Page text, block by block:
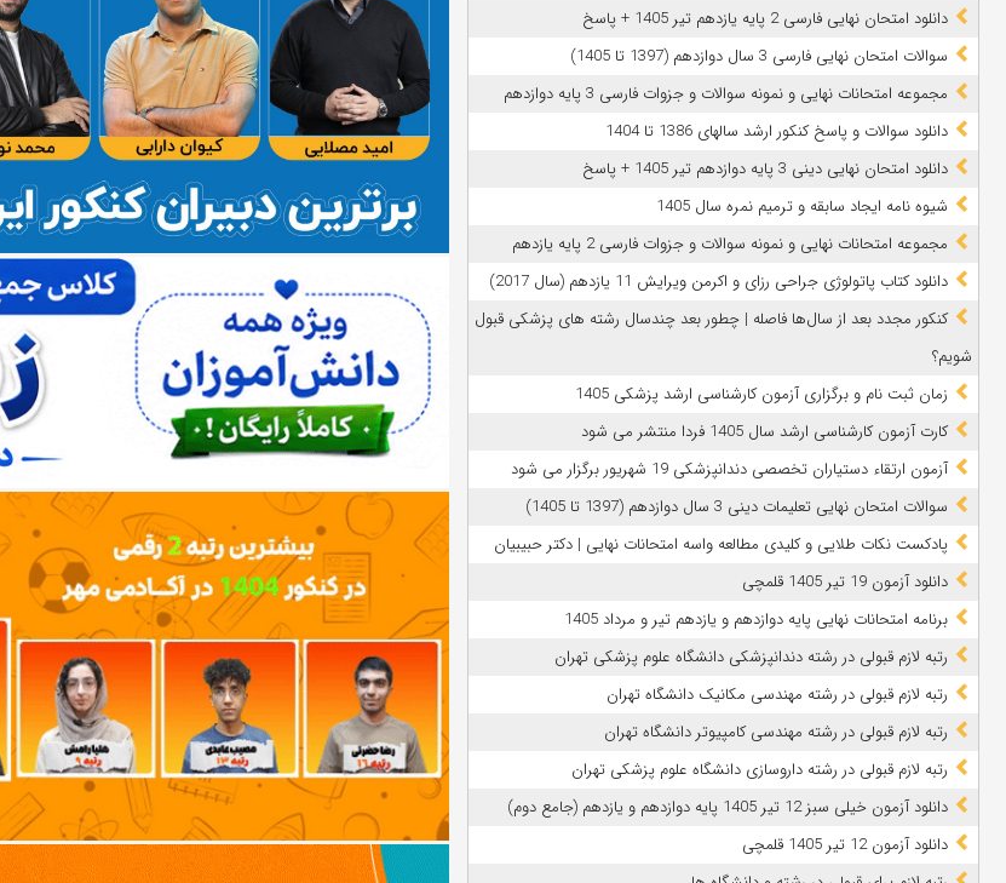
دانلود امتحان نهایی فارسی 2 پایه یازدهم تیر 1405 + پاسخ
سوالات امتحان نهایی فارسی 3 سال دوازدهم (1397 تا 1405)
مجموعه امتحانات نهایی و نمونه سوالات و جزوات فارسی 3 پایه دوازدهم
دانلود سوالات و پاسخ کنکور ارشد سالهای 1386 تا 1404
دانلود امتحان نهایی دینی 3 پایه دوازدهم تیر 1405 + پاسخ
شیوه نامه ایجاد سابقه و ترمیم نمره سال 1405
مجموعه امتحانات نهایی و نمونه سوالات و جزوات فارسی 2 پایه یازدهم
دانلود کتاب پاتولوژی جراحی رزای و اکرمن ویرایش 11 یازدهم (سال 2017)
کنکور مجدد بعد از سال‌ها فاصله | چطور بعد چندسال رشته‌ های پزشکی قبول
شویم؟
زمان ثبت نام و برگزاری آزمون کارشناسی ارشد پزشکی 1405
کارت آزمون کارشناسی ارشد سال 1405 فردا منتشر می شود
آزمون ارتقاء دستیاران تخصصی دندانپزشکی 19 شهریور برگزار می شود
سوالات امتحان نهایی تعلیمات دینی 3 سال دوازدهم (1397 تا 1405)
پادکست نکات طلایی و کلیدی مطالعه واسه امتحانات نهایی | دکتر حبیبیان
دانلود آزمون 19 تیر 1405 قلمچی
برنامه امتحانات نهایی پایه دوازدهم و یازدهم تیر و مرداد 1405
رتبه لازم قبولی در رشته دندانپزشکی دانشگاه علوم پزشکی تهران
رتبه لازم قبولی در رشته مهندسی مکانیک دانشگاه تهران
رتبه لازم قبولی در رشته مهندسی کامپیوتر دانشگاه تهران
رتبه لازم قبولی در رشته داروسازی دانشگاه علوم پزشکی تهران
دانلود آزمون خیلی سبز 12 تیر 1405 پایه دوازدهم و یازدهم (جامع دوم)
دانلود آزمون 12 تیر 1405 قلمچی